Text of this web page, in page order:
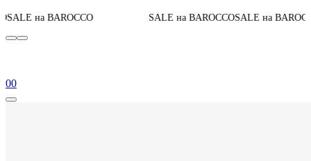
SALE на BAROCCOSALE на BAROCCOДо конца
00